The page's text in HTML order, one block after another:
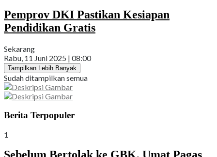
Pemprov DKI Pastikan Kesiapan
Pendidikan Gratis
Sekarang
Rabu, 11 Juni 2025 | 08:00
Tampilkan Lebih Banyak
Sudah ditampilkan semua
Berita Terpopuler
1